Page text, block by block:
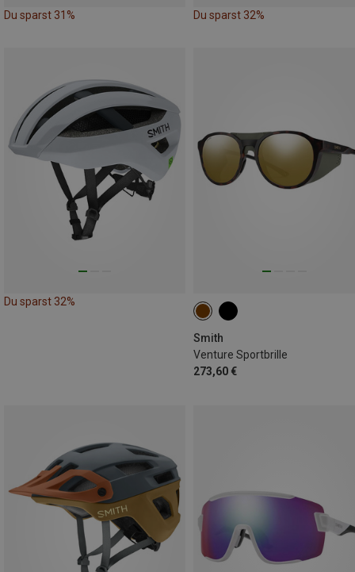
Du sparst 31% Du sparst 32%
Du sparst 32%
Smith
Venture Sportbrille
273,60 €